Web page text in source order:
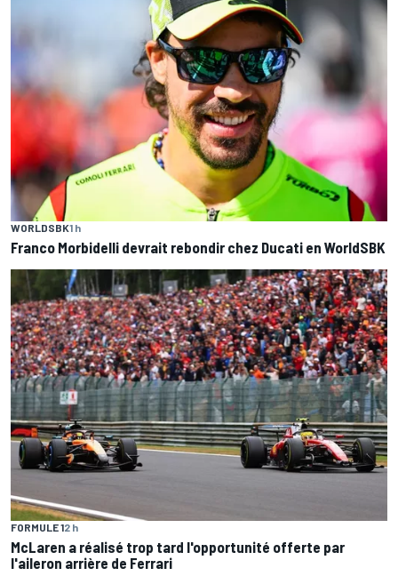
WORLDSBK1 h
Franco Morbidelli devrait rebondir chez Ducati en WorldSBK
FORMULE 12 h
McLaren a réalisé trop tard l'opportunité offerte par
l'aileron arrière de Ferrari